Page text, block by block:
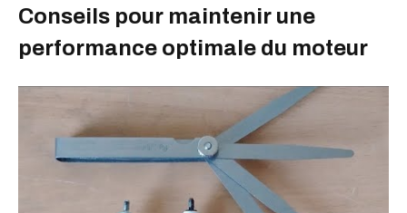
Conseils pour maintenir une
performance optimale du moteur